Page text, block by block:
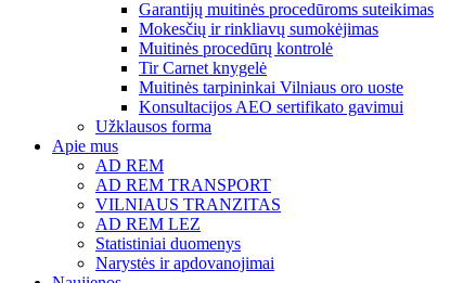
Garantijų muitinės procedūroms suteikimas
Mokesčių ir rinkliavų sumokėjimas
Muitinės procedūrų kontrolė
Tir Carnet knygelė
Muitinės tarpininkai Vilniaus oro uoste
Konsultacijos AEO sertifikato gavimui
Užklausos forma
Apie mus
AD REM
AD REM TRANSPORT
VILNIAUS TRANZITAS
AD REM LEZ
Statistiniai duomenys
Narystės ir apdovanojimai